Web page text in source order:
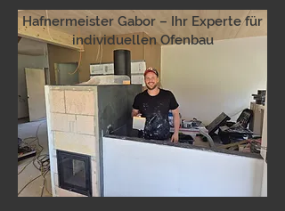
Hafnermeister Gabor – Ihr Experte für
individuellen Ofenbau